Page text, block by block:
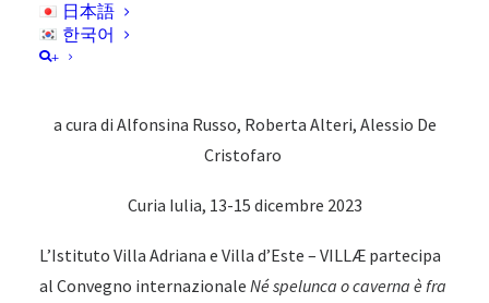
日本語
한국어
+
Archeologia e Fortuna di uno spazio polisemico
a cura di Alfonsina Russo, Roberta Alteri, Alessio De
Cristofaro
Curia Iulia, 13-15 dicembre 2023
L’Istituto Villa Adriana e Villa d’Este – VILLÆ partecipa
al Convegno internazionale Né spelunca o caverna è fra